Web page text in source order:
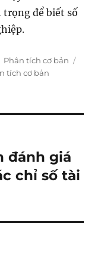
trọng để biết số
Categories
Phân tích cơ bản
tích cơ bản
đánh giá
chỉ số tài